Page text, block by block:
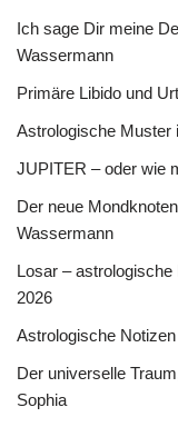
Ich sage Dir meine
Wassermann
Primäre Libido und
Astrologische Muster
JUPITER – oder wie
Der neue
Wassermann
Losar –
2026
Astrologische
Der universelle
Sophia